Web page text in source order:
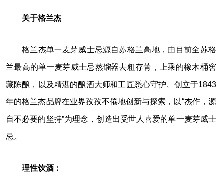
关于格兰杰
格兰杰单一麦芽威士忌源自苏格兰高地，由目前全苏格
兰最高的单一麦芽威士忌蒸馏器去粗存菁，上乘的橡木桶窖
藏陈酿，以及精湛的酿酒大师和工匠悉心守护。创立于1843
年的格兰杰品牌在业界孜孜不倦地创新与探索，以“杰作，源
自不必要的坚持”为理念，创造出受世人喜爱的单一麦芽威士
忌。
理性饮酒：